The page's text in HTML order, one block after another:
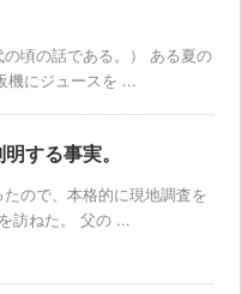
の頃の話である。） ある夏の
機にジュースを ...
する事実。
ので、本格的に現地調査を
訪ねた。 父の ...